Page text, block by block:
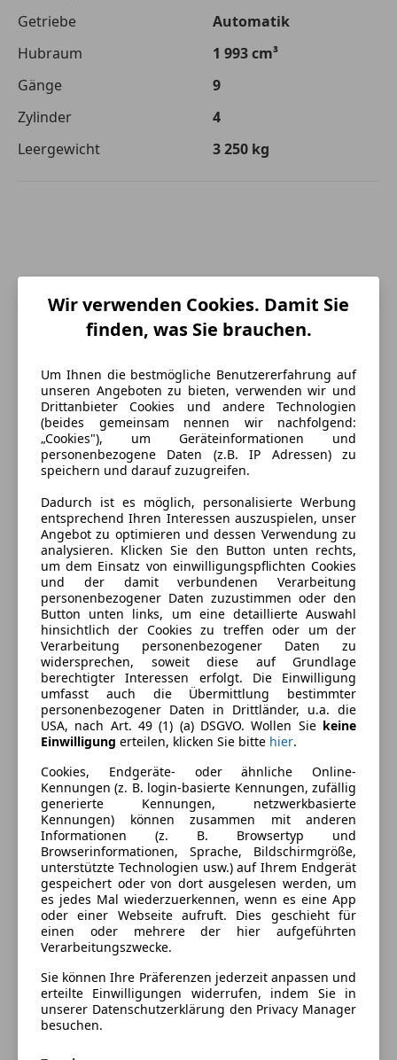
Getriebe
Automatik
Hubraum
1 993 cm³
Gänge
9
Zylinder
4
Leergewicht
3 250 kg
Schadstoffklasse
Euro 6
Anderer Energieträger
Strom
Kraftstoffverbrauch
6,80l/100 km (komb.)
Batteriezertifikat
Ja
CO₂-Emissionen
18 g/km (komb.)
Ausstattung
Komfort
360° Kamera
Beheizbares Lenkrad
Einparkhilfe
Einparkhilfe Rückfahrkamera
Einparkhilfe selbstlenkendes System
Einparkhilfe Sensoren hinten
Einparkhilfe Sensoren vorne
Elektrische Heckklappe
Elektrische Seitenspiegel
Elektrische Sitze
Getönte Scheiben
Klimaautomatik
Mehr anzeigen
Farbe und Innenausstattung
Außenfarbe
Grau
Farbe laut Hersteller
Selenitgrau metallic
Lackierung
Metallic
Farbe der
Innenausstattung Stoff
Wir verwenden Cookies. Damit Sie
finden, was Sie brauchen.
Um Ihnen die bestmögliche Benutzererfahrung auf
unseren Angeboten zu bieten, verwenden wir und
Drittanbieter Cookies und andere Technologien
(beides gemeinsam nennen wir nachfolgend:
„Cookies"), um Geräteinformationen und
personenbezogene Daten (z.B. IP Adressen) zu
speichern und darauf zuzugreifen.
Dadurch ist es möglich, personalisierte Werbung
entsprechend Ihren Interessen auszuspielen, unser
Angebot zu optimieren und dessen Verwendung zu
analysieren. Klicken Sie den Button unten rechts,
um dem Einsatz von einwilligungspflichten Cookies
und der damit verbundenen Verarbeitung
personenbezogener Daten zuzustimmen oder den
Button unten links, um eine detaillierte Auswahl
hinsichtlich der Cookies zu treffen oder um der
Verarbeitung personenbezogener Daten zu
widersprechen, soweit diese auf Grundlage
berechtigter Interessen erfolgt. Die Einwilligung
umfasst auch die Übermittlung bestimmter
personenbezogener Daten in Drittländer, u.a. die
USA, nach Art. 49 (1) (a) DSGVO. Wollen Sie keine
Einwilligung erteilen, klicken Sie bitte hier.
Cookies, Endgeräte- oder ähnliche Online-
Kennungen (z. B. login-basierte Kennungen, zufällig
generierte Kennungen, netzwerkbasierte
Kennungen) können zusammen mit anderen
Informationen (z. B. Browsertyp und
Browserinformationen, Sprache, Bildschirmgröße,
unterstützte Technologien usw.) auf Ihrem Endgerät
gespeichert oder von dort ausgelesen werden, um
es jedes Mal wiederzuerkennen, wenn es eine App
oder einer Webseite aufruft. Dies geschieht für
einen oder mehrere der hier aufgeführten
Verarbeitungszwecke.
Sie können Ihre Präferenzen jederzeit anpassen und
erteilte Einwilligungen widerrufen, indem Sie in
unserer Datenschutzerklärung den Privacy Manager
besuchen.